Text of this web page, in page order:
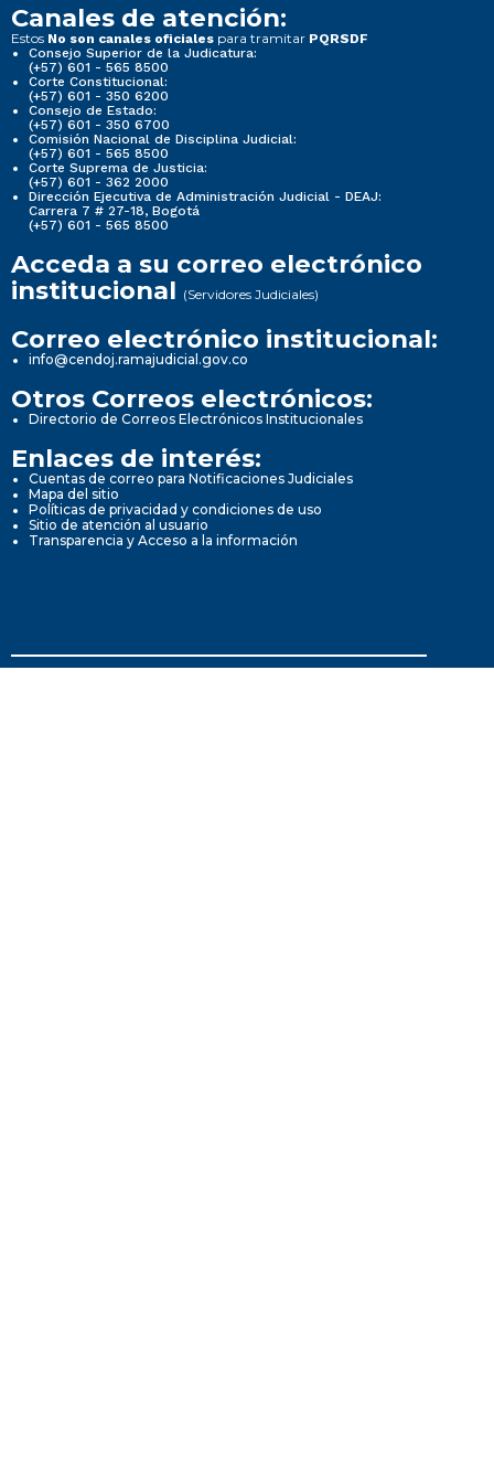
Canales de atención:
Estos No son canales oficiales para tramitar PQRSDF
Consejo Superior de la Judicatura:
(+57) 601 - 565 8500
Corte Constitucional:
(+57) 601 - 350 6200
Consejo de Estado:
(+57) 601 - 350 6700
Comisión Nacional de Disciplina Judicial:
(+57) 601 - 565 8500
Corte Suprema de Justicia:
(+57) 601 - 362 2000
Dirección Ejecutiva de Administración Judicial - DEAJ:
Carrera 7 # 27-18, Bogotá
(+57) 601 - 565 8500
Acceda a su correo electrónico
institucional (Servidores Judiciales)
Correo electrónico institucional:
info@cendoj.ramajudicial.gov.co
Otros Correos electrónicos:
Directorio de Correos Electrónicos Institucionales
Enlaces de interés:
Cuentas de correo para Notificaciones Judiciales
Mapa del sitio
Políticas de privacidad y condiciones de uso
Sitio de atención al usuario
Transparencia y Acceso a la información